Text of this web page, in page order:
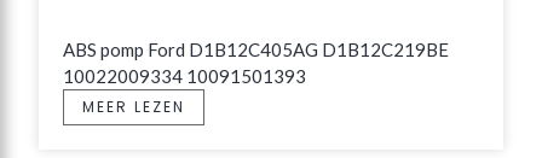
ABS pomp Ford D1B12C405AG D1B12C219BE
10022009334 10091501393
MEER LEZEN